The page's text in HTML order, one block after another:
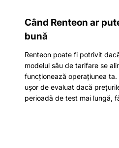
Când Renteon ar
bună
Renteon poate fi potrivit
modelul său de tarifare se
funcționează operațiunea ta.
ușor de evaluat dacă
perioadă de test mai lungă,